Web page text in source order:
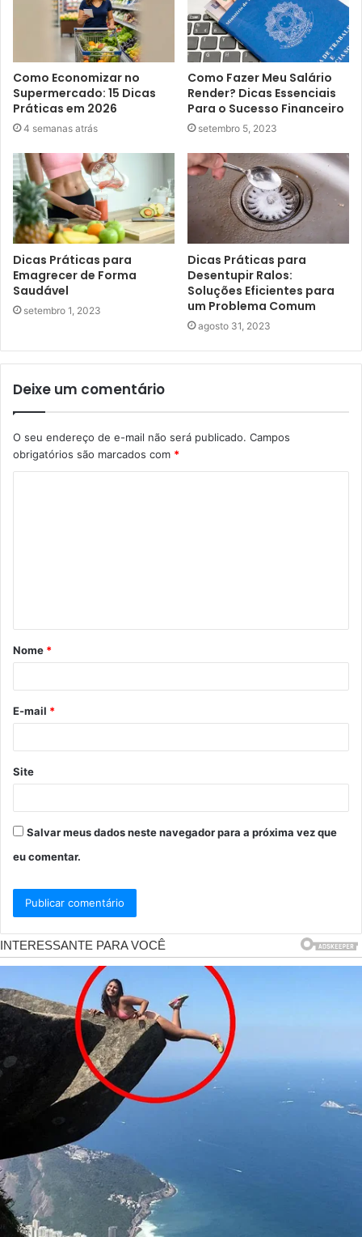
Como Economizar no
Supermercado: 15 Dicas
Práticas em 2026
4 semanas atrás
Como Fazer Meu Salário
Render? Dicas Essenciais
Para o Sucesso Financeiro
setembro 5, 2023
Dicas Práticas para
Emagrecer de Forma
Saudável
setembro 1, 2023
Dicas Práticas para
Desentupir Ralos:
Soluções Eficientes para
um Problema Comum
agosto 31, 2023
Deixe um comentário
O seu endereço de e-mail não será publicado. Campos
obrigatórios são marcados com *
á
r
*
Nome *
E-mail *
Site
Salvar meus dados neste navegador para a próxima vez que
eu comentar.